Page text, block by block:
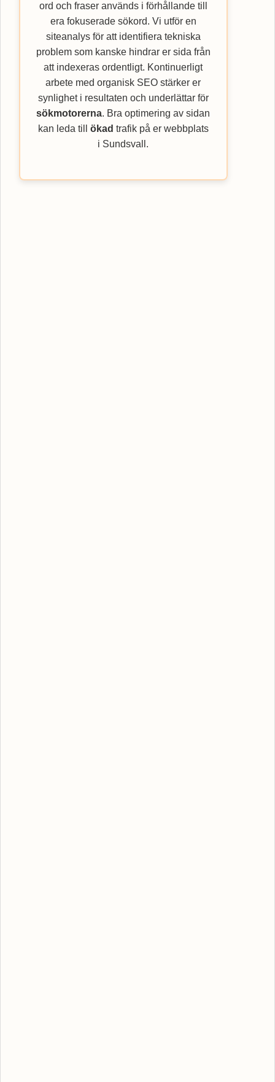
ord och fraser används i förhållande till
era fokuserade sökord. Vi utför en
siteanalys för att identifiera tekniska
problem som kanske hindrar er sida från
att indexeras ordentligt. Kontinuerligt
arbete med organisk SEO stärker er
synlighet i resultaten och underlättar för
sökmotorerna. Bra optimering av sidan
kan leda till ökad trafik på er webbplats
i Sundsvall.